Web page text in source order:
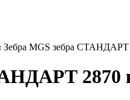
MGS зебра СТАНДАРТ
2870